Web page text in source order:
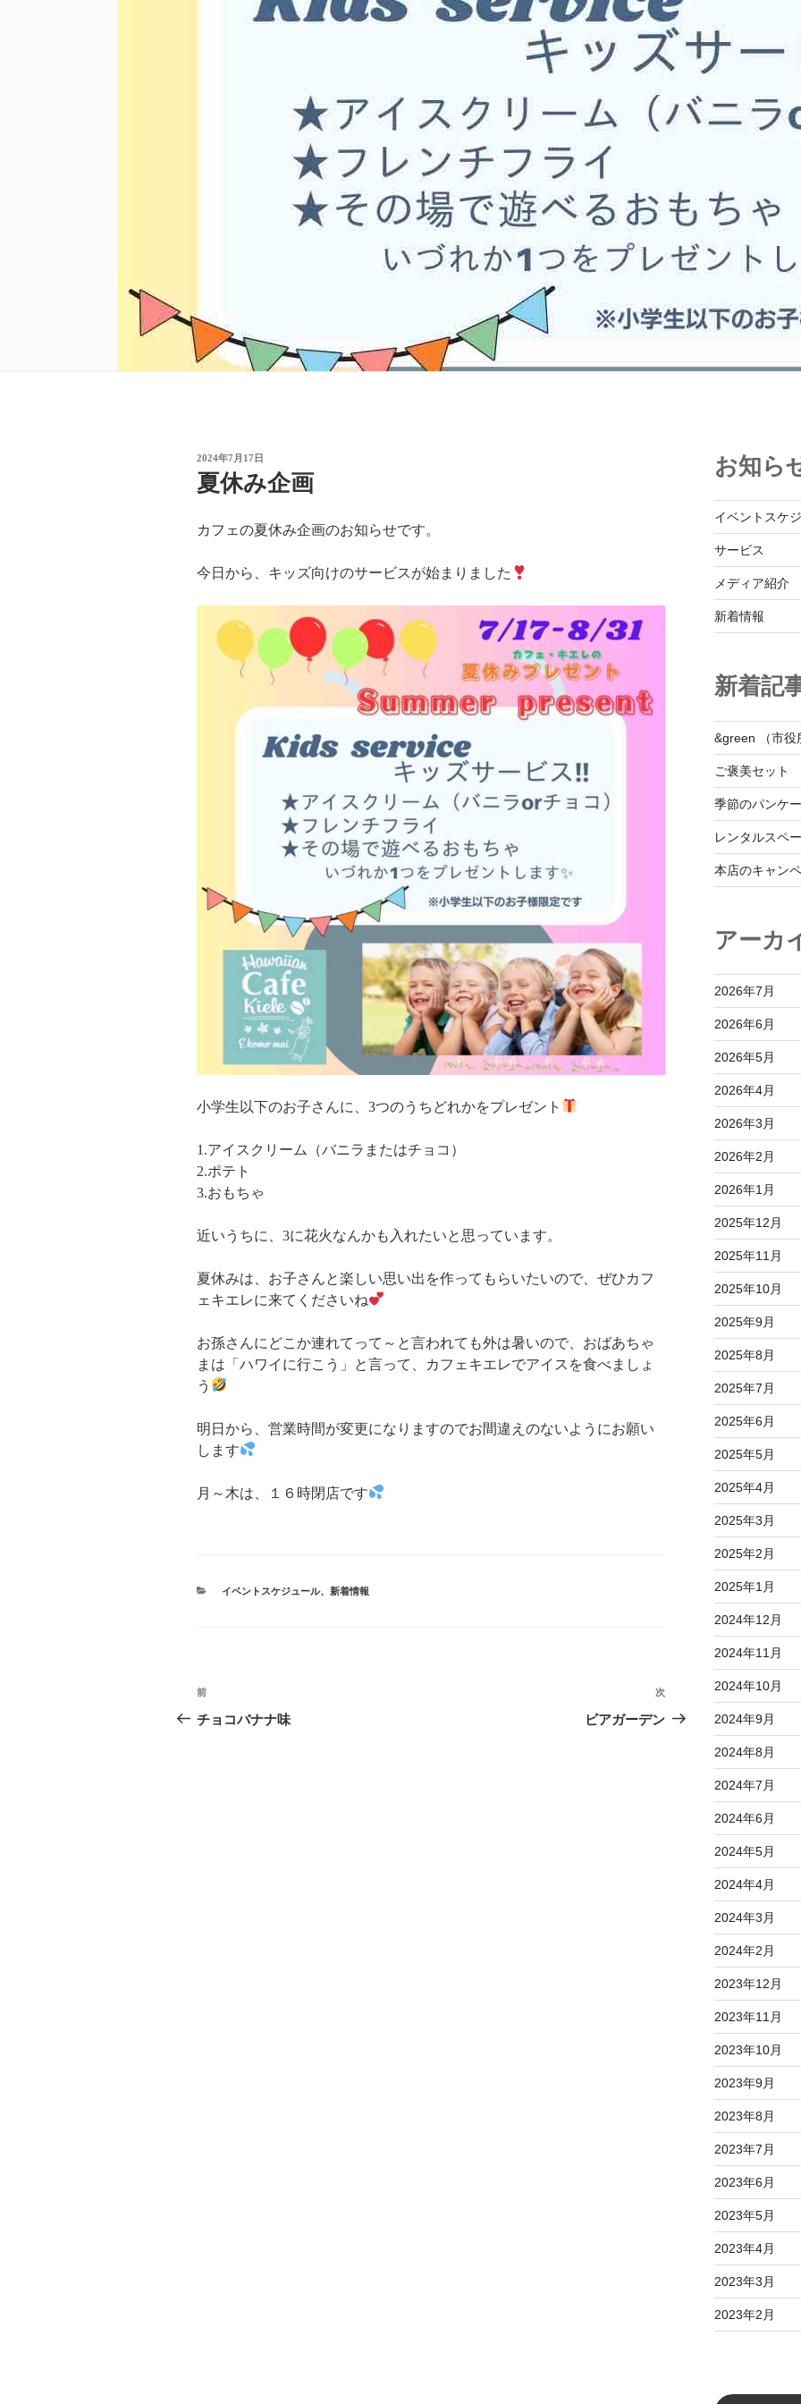
投
稿
日:
2024年7月17日
夏休み企画
カフェの夏休み企画のお知らせです。
今日から、キッズ向けのサービスが始まりました
小学生以下のお子さんに、3つのうちどれかをプレゼント
1.アイスクリーム（バニラまたはチョコ）
2.ポテト
3.おもちゃ
近いうちに、3に花火なんかも入れたいと思っています。
夏休みは、お子さんと楽しい思い出を作ってもらいたいので、ぜひカフ
ェキエレに来てくださいね
お孫さんにどこか連れてって～と言われても外は暑いので、おばあちゃ
まは「ハワイに行こう」と言って、カフェキエレでアイスを食べましょ
う
明日から、営業時間が変更になりますのでお間違えのないようにお願い
します
月～木は、１６時閉店です
カ
イベントスケジュール、 新着情報
投
稿
前
の
前
チョコバナナ味
次
の
次
ビアガーデン
お知ら
イベントスケ
サービス
メディア紹介
新着情報
新着記
&green （市役
ご褒美セット
季節のパンケ
レンタルスペ
本店のキャン
アーカ
2026年7月
2026年6月
2026年5月
2026年4月
2026年3月
2026年2月
2026年1月
2025年12月
2025年11月
2025年10月
2025年9月
2025年8月
2025年7月
2025年6月
2025年5月
2025年4月
2025年3月
2025年2月
2025年1月
2024年12月
2024年11月
2024年10月
2024年9月
2024年8月
2024年7月
2024年6月
2024年5月
2024年4月
2024年3月
2024年2月
2023年12月
2023年11月
2023年10月
2023年9月
2023年8月
2023年7月
2023年6月
2023年5月
2023年4月
2023年3月
2023年2月